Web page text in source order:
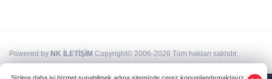
Powered by NK İLETİŞİM Copyright© 2006-2026 Tüm hakları saklıdır.